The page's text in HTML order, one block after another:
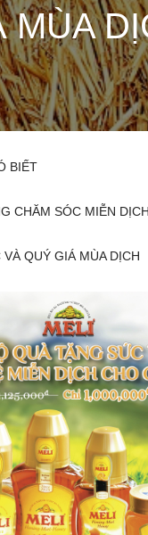
MÙA
BIẾT
CHĂM SÓC MIỄN
QUÝ GIÁ MÙA DỊCH